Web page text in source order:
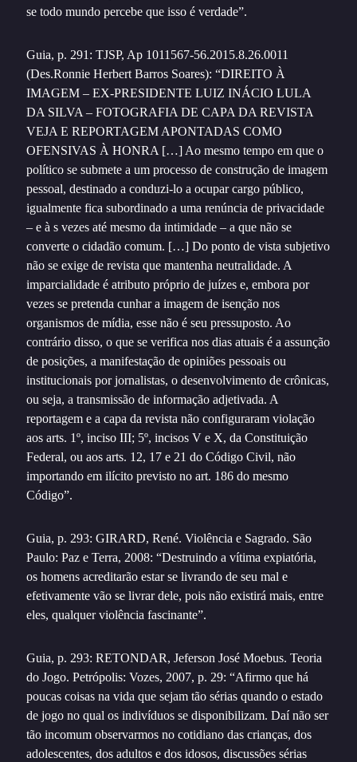
se todo mundo percebe que isso é verdade”.
Guia, p. 291: TJSP, Ap 1011567-56.2015.8.26.0011
(Des.Ronnie Herbert Barros Soares): “DIREITO À
IMAGEM – EX-PRESIDENTE LUIZ INÁCIO LULA
DA SILVA – FOTOGRAFIA DE CAPA DA REVISTA
VEJA E REPORTAGEM APONTADAS COMO
OFENSIVAS À HONRA […] Ao mesmo tempo em que o
político se submete a um processo de construção de imagem
pessoal, destinado a conduzi-lo a ocupar cargo público,
igualmente fica subordinado a uma renúncia de privacidade
– e à s vezes até mesmo da intimidade – a que não se
converte o cidadão comum. […] Do ponto de vista subjetivo
não se exige de revista que mantenha neutralidade. A
imparcialidade é atributo próprio de juízes e, embora por
vezes se pretenda cunhar a imagem de isenção nos
organismos de mídia, esse não é seu pressuposto. Ao
contrário disso, o que se verifica nos dias atuais é a assunção
de posições, a manifestação de opiniões pessoais ou
institucionais por jornalistas, o desenvolvimento de crônicas,
ou seja, a transmissão de informação adjetivada. A
reportagem e a capa da revista não configuraram violação
aos arts. 1º, inciso III; 5º, incisos V e X, da Constituição
Federal, ou aos arts. 12, 17 e 21 do Código Civil, não
importando em ilícito previsto no art. 186 do mesmo
Código”.
Guia, p. 293: GIRARD, René. Violência e Sagrado. São
Paulo: Paz e Terra, 2008: “Destruindo a vítima expiatória,
os homens acreditarão estar se livrando de seu mal e
efetivamente vão se livrar dele, pois não existirá mais, entre
eles, qualquer violência fascinante”.
Guia, p. 293: RETONDAR, Jeferson José Moebus. Teoria
do Jogo. Petrópolis: Vozes, 2007, p. 29: “Afirmo que há
poucas coisas na vida que sejam tão sérias quando o estado
de jogo no qual os indivíduos se disponibilizam. Daí não ser
tão incomum observarmos no cotidiano das crianças, dos
adolescentes, dos adultos e dos idosos, discussões sérias